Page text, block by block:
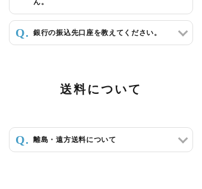
ん。
銀行の振込先口座を教えてください。
送料について
離島・遠方送料について